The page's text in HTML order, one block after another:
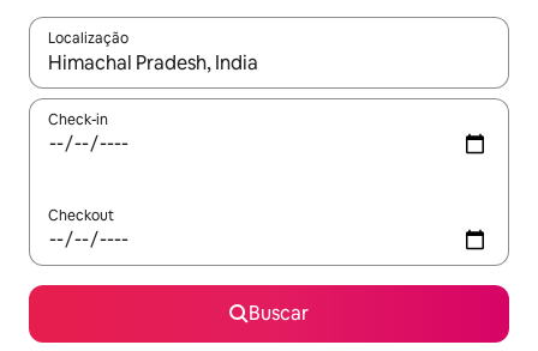
Localização
Quando os resultados estiverem disponíveis, explore-os
Check-in
Checkout
Buscar